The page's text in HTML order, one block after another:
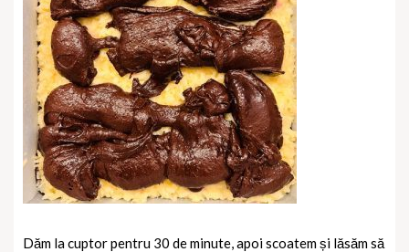
Dăm la cuptor pentru 30 de minute, apoi scoatem și lăsăm să